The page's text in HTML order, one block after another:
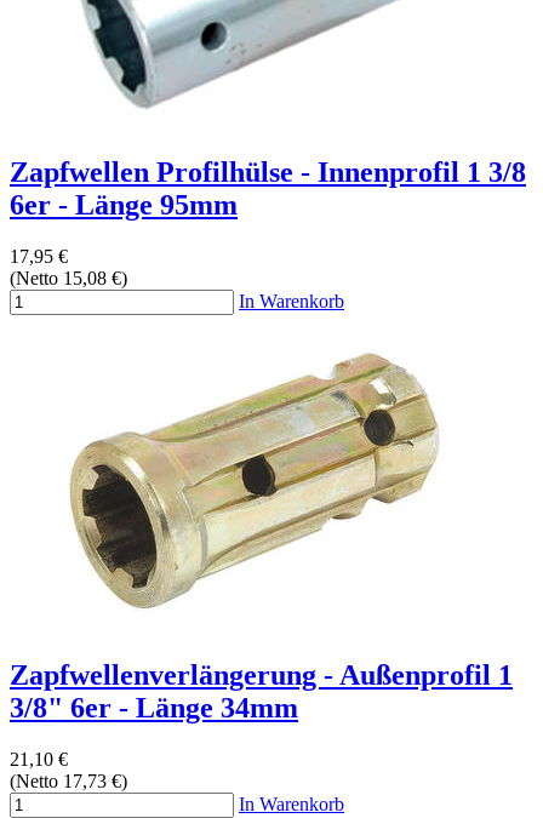
Zapfwellen Profilhülse - Innenprofil 1 3/8
6er - Länge 95mm
17,95 €
(Netto 15,08 €)
In Warenkorb
Zapfwellenverlängerung - Außenprofil 1
3/8" 6er - Länge 34mm
21,10 €
(Netto 17,73 €)
In Warenkorb